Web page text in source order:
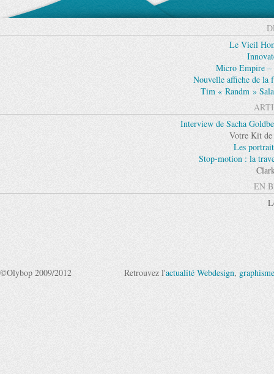
Le Vieil
Micro Empire –
Nouvelle affiche de la
Tim « Randm »
Interview de Sacha
Votre Kit de
Les
Stop-motion : la
EN
©Olybop 2009/2012 Retrouvez l'actualité Webdesign, graphisme